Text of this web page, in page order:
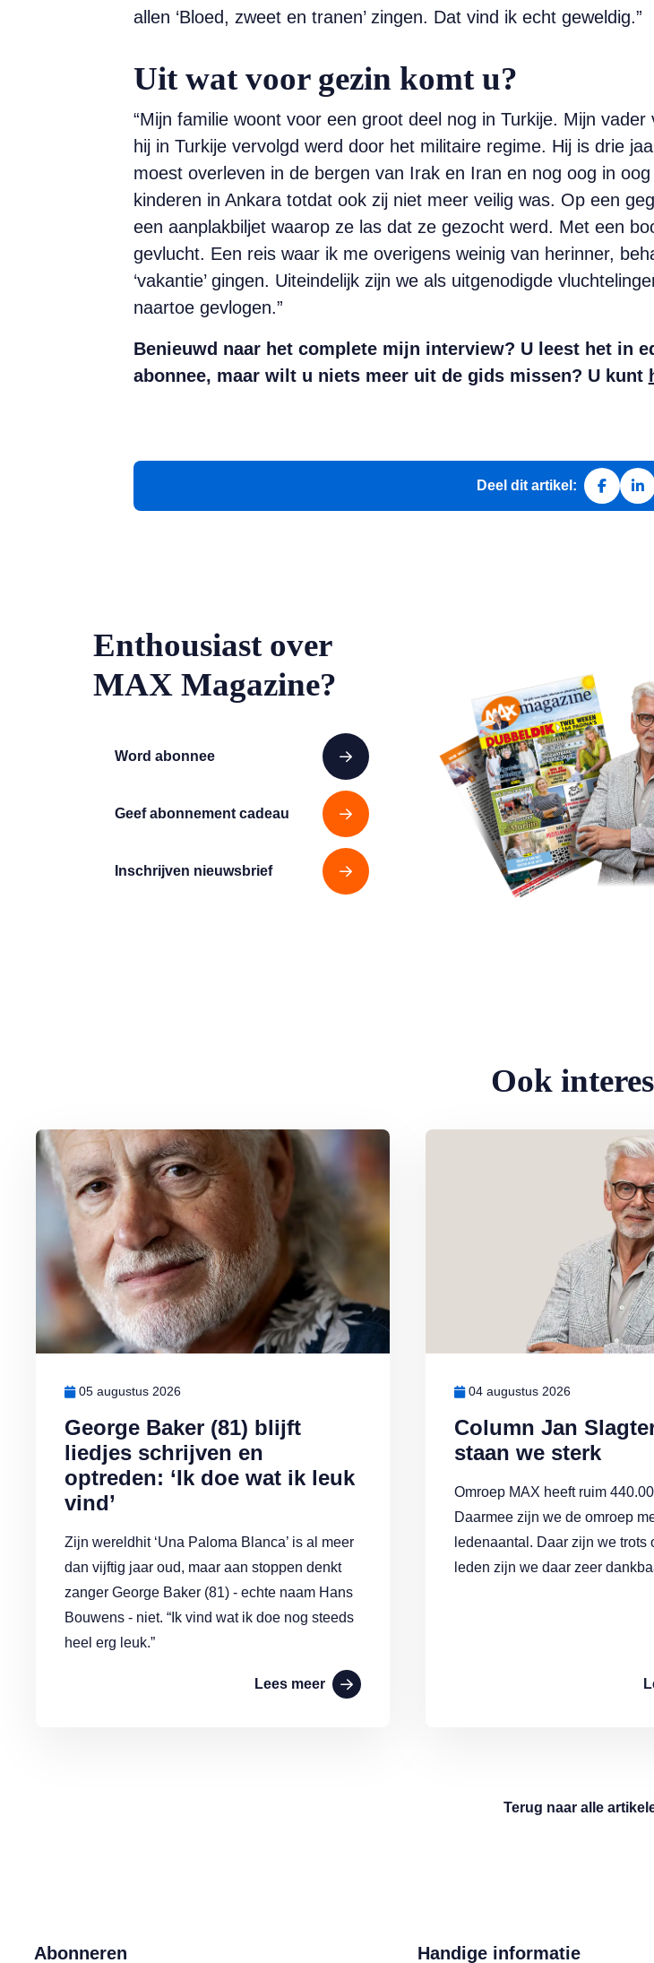
allen ‘Bloed, zweet en tranen’ zingen. Dat vind ik echt geweldig.”
Uit wat voor gezin komt u?
“Mijn familie woont voor een groot deel nog in Turkije. Mijn
hij in Turkije vervolgd werd door het militaire regime. Hij is drie
moest overleven in de bergen van Irak en Iran en nog oog in
kinderen in Ankara totdat ook zij niet meer veilig was. Op een
een aanplakbiljet waarop ze las dat ze gezocht werd. Met een
gevlucht. Een reis waar ik me overigens weinig van herinner,
‘vakantie’ gingen. Uiteindelijk zijn we als uitgenodigde
naartoe gevlogen.”
Benieuwd naar het complete mijn interview? U leest het in
abonnee, maar wilt u niets meer uit de gids missen? U kunt
Deel dit artikel:
Deel op
Enthousiast over
MAX Magazine?
Word abonnee
Geef abonnement cadeau
Inschrijven nieuwsbrief
Ook
George Baker (81) blijft
liedjes schrijven en
optreden: ‘Ik doe wat ik leuk
vind’
05 augustus 2026
Zijn wereldhit ‘Una Paloma Blanca’ is al meer
dan vijftig jaar oud, maar aan stoppen denkt
zanger George Baker (81) - echte naam Hans
Bouwens - niet. “Ik vind wat ik doe nog steeds
heel erg leuk.”
Lees meer
Lees meer over George Baker (81) blijft liedjes schrijven en optreden: ‘Ik doe wat ik leuk vind’
Column Jan
staan we sterk
04 augustus 2026
Omroep MAX heeft ruim
Daarmee zijn we de omroep
ledenaantal. Daar zijn we trots
leden zijn we daar zeer
Lees meer over Column Jan Slagter:
Terug naar alle
Abonneren Handige informatie